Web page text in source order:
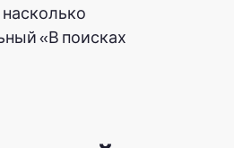
«В поисках